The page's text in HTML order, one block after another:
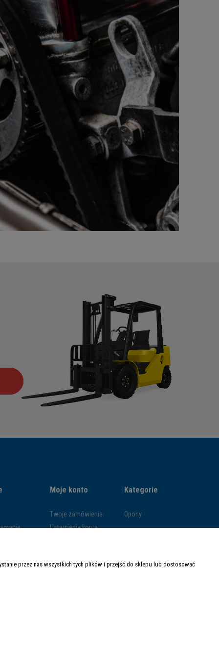
dostawy
Moje konto
Twoje zamówienia
Ustawienia konta
Kategorie
Opony
przez nas wszystkich tych plików i przejść do sklepu lub dostosować